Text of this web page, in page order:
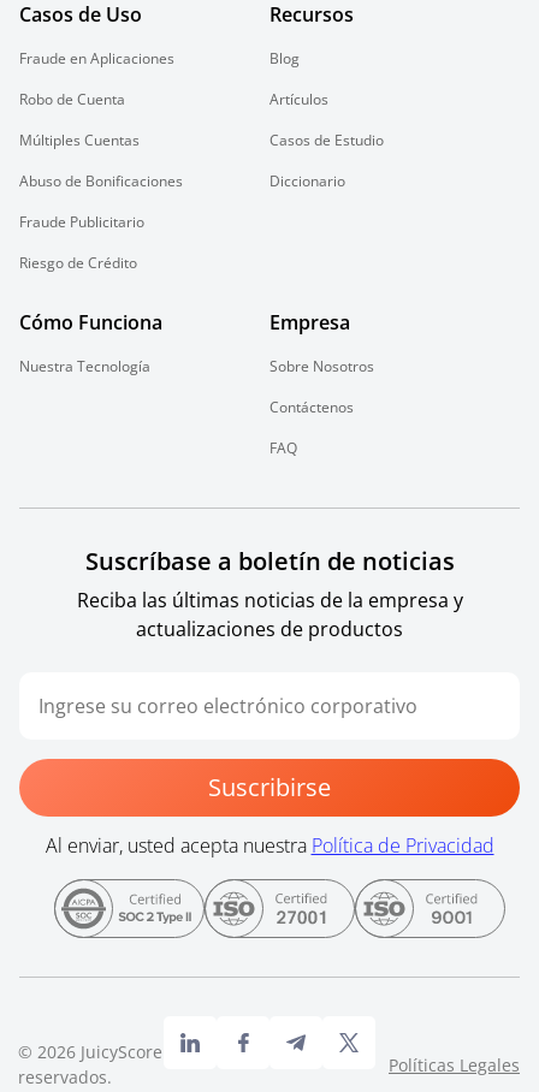
Casos de Uso
Fraude en Aplicaciones
Robo de Cuenta
Múltiples Cuentas
Abuso de Bonificaciones
Fraude Publicitario
Riesgo de Crédito
Recursos
Blog
Artículos
Casos de Estudio
Diccionario
Cómo Funciona
Nuestra Tecnología
Empresa
Sobre Nosotros
Contáctenos
FAQ
Suscríbase a boletín de noticias
Reciba las últimas noticias de la empresa y
actualizaciones de productos
Suscribirse
Al enviar, usted acepta nuestra Política de Privacidad
© 2026 JuicyScore. Todos los derechos
reservados.
Políticas Legales